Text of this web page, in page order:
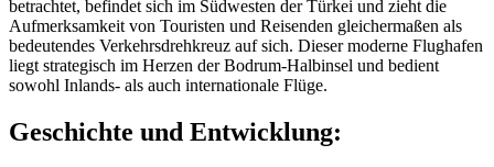
betrachtet, befindet sich im Südwesten der Türkei und zieht die
Aufmerksamkeit von Touristen und Reisenden gleichermaßen als
bedeutendes Verkehrsdrehkreuz auf sich. Dieser moderne Flughafen
liegt strategisch im Herzen der Bodrum-Halbinsel und bedient
sowohl Inlands- als auch internationale Flüge.
Geschichte und Entwicklung: